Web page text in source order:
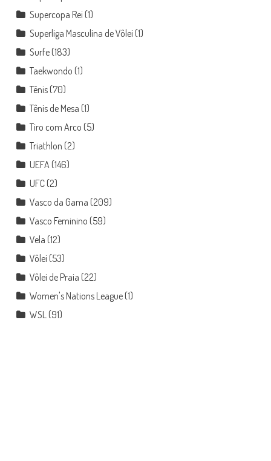
Supercopa Rei (1)
Superliga Masculina de Vôlei (1)
Surfe(183)
Taekwondo (1)
Tênis(70)
Tênis de Mesa (1)
Tiro com Arco (5)
Triathlon (2)
UEFA(146)
UFC(2)
Vasco da Gama (209)
Vasco Feminino (59)
Vela (12)
Vôlei (53)
Vôlei de Praia (22)
Women's Nations League(1)
WSL(91)